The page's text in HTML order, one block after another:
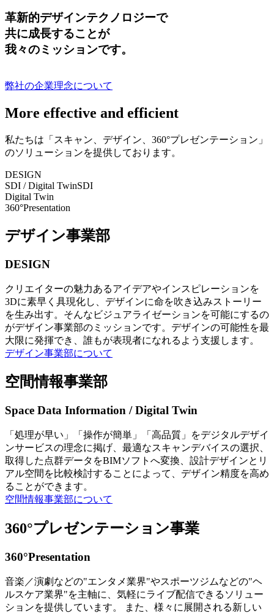
革新的デザインテクノロジーで
共に成長することが
我々のミッションです。
弊社の企業理念について
More effective and efficient
私たちは「スキャン、デザイン、360°プレゼンテーション」
のソリューションを提供しております。
DESIGN
SDI / Digital TwinSDI
Digital Twin
360°Presentation
デザイン事業部
DESIGN
クリエイターの魅力あるアイデアやインスピレーションを
3Dに素早く具現化し、デザインに命を吹き込みストーリー
を生み出す。そんなビジュアライゼーションを可能にするの
がデザイン事業部のミッションです。デザインの可能性を最
大限に発揮でき、誰もが表現者になれるよう支援します。
デザイン事業部について
空間情報事業部
Space Data Information / Digital Twin
「処理が早い」「操作が簡単」「高品質」をデジタルデザイ
ンサービスの理念に掲げ、最適なスキャンデバイスの選択、
取得した点群データをBIMソフトへ変換、設計デザインとリ
アル空間を比較検討することによって、デザイン精度を高め
ることができます。
空間情報事業部について
360°プレゼンテーション事業
360°Presentation
音楽／演劇などの"エンタメ業界"やスポーツジムなどの"ヘ
ルスケア業界"を主軸に、気軽にライブ配信できるソリュー
ションを提供しています。 また、様々に展開される新しい